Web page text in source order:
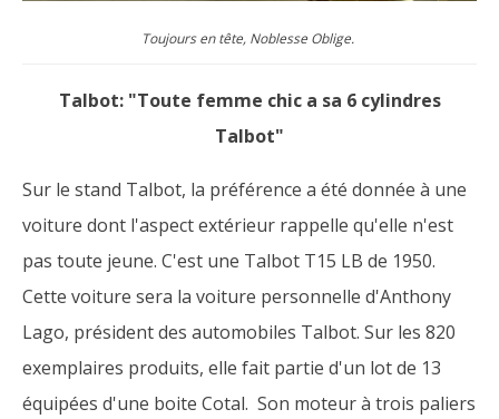
Toujours en tête, Noblesse Oblige.
Talbot: "Toute femme chic a sa 6 cylindres
Talbot"
Sur le stand Talbot, la préférence a été donnée à une
voiture dont l'aspect extérieur rappelle qu'elle n'est
pas toute jeune. C'est une Talbot T15 LB de 1950.
Cette voiture sera la voiture personnelle d'Anthony
Lago, président des automobiles Talbot. Sur les 820
exemplaires produits, elle fait partie d'un lot de 13
équipées d'une boite Cotal. Son moteur à trois paliers